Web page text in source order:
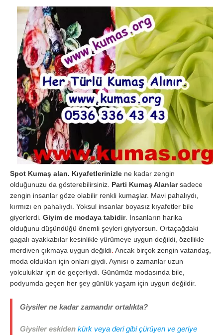
Spot Kumaş alan. Kıyafetlerinizle ne kadar zengin
olduğunuzu da gösterebilirsiniz. Parti Kumaş Alanlarsadece
zengin insanlar göze olabilir renkli kumaşlar. Mavi pahalıydı,
kırmızı en pahalıydı. Yoksul insanlar boyasız kıyafetler bile
giyerlerdi. Giyim de modaya tabidir. İnsanların harika
olduğunu düşündüğü önemli şeyleri giyiyorsun. Ortaçağdaki
gagalı ayakkabılar kesinlikle yürümeye uygun değildi, özellikle
merdiven çıkmaya uygun değildi. Ancak birçok zengin vatandaş,
moda oldukları için onları giydi. Aynısı o zamanlar uzun
yolculuklar için de geçerliydi. Günümüz modasında bile,
podyumda geçen her şey günlük yaşam için uygun değildir.
Giysiler ne kadar zamandır ortalıkta?
Giysiler eskiden kürk veya deri gibi çürüyen ve geriye